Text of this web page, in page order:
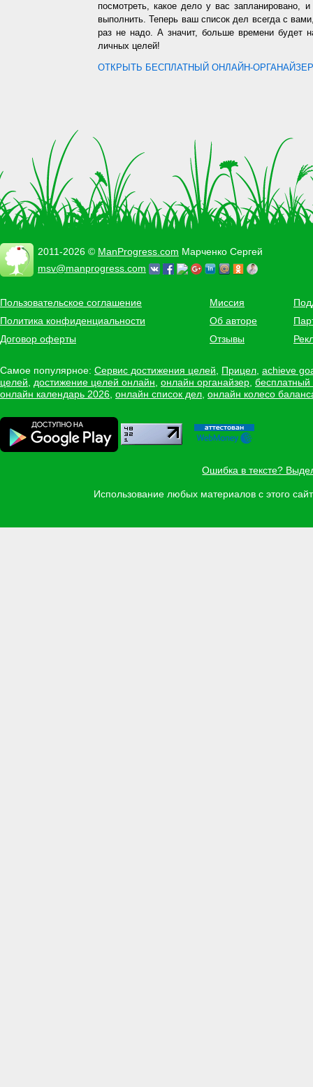
посмотреть, какое дело у вас запланировано,
выполнить. Теперь ваш список дел всегда с
раз не надо. А значит, больше времени будет
личных целей!
ОТКРЫТЬ БЕСПЛАТНЫЙ ОНЛАЙН-
2011-2026 © ManProgress.com Марченко Сергей
msv@manprogress.com
Пользовательское соглашение
Политика конфиденциальности
Договор оферты
Миссия
Об авторе
Отзывы
Самое популярное: Сервис достижения целей Прицел achieve
целей
достижение целей онлайн онлайн органайзер
онлайн календарь 2026 онлайн список дел онлайн колесо
Ошибка в тексте?
Использование любых материалов с этого
Задать вопрос